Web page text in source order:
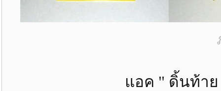
แอค " ดิ้นท้าย " เหยื่อ